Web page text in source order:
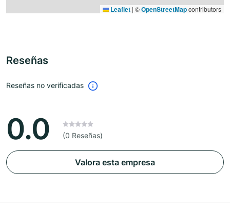
Leaflet | ©OpenStreetMapcontributors
Reseñas
Reseñas no verificadas
0.0 (0 Reseñas)
Valora esta empresa